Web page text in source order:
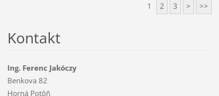
1 2 3 > >>
Kontakt
Ing. Ferenc Jakóczy
Benkova 82
Horná Potôň